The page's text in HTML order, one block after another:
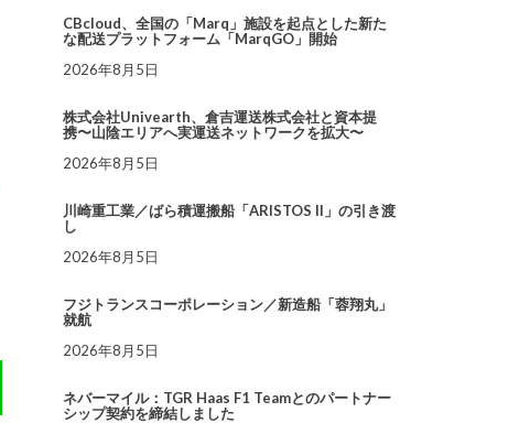
CBcloud、全国の「Marq」施設を起点とした新た
な配送プラットフォーム「MarqGO」開始
2026年8月5日
株式会社Univearth、倉吉運送株式会社と資本提
携〜山陰エリアへ実運送ネットワークを拡大〜
2026年8月5日
川崎重工業／ばら積運搬船「ARISTOS II」の引き渡
し
2026年8月5日
フジトランスコーポレーション／新造船「蓉翔丸」
就航
2026年8月5日
ネバーマイル：TGR Haas F1 Teamとのパートナー
シップ契約を締結しました